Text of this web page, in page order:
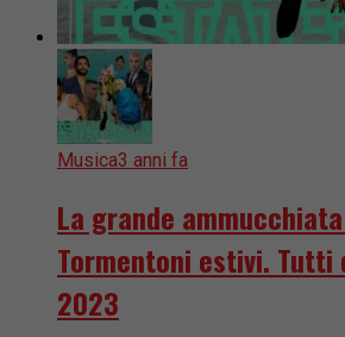
Musica3 anni fa
La grande
Tormentoni estivi. Tutti
2023